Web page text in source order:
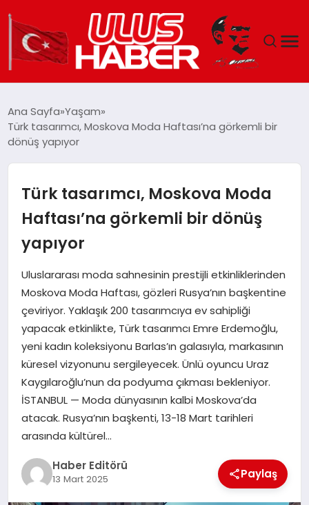
DÜNYA
TEKNOLOJI
EĞITIM
MAGAZIN
SPOR
YAŞAM
Ana Sayfa Yaşam
Türk tasarımcı, Moskova Moda Haftası’na görkemli bir
dönüş yapıyor
Türk tasarımcı, Moskova Moda
Haftası’na görkemli bir dönüş
yapıyor
Uluslararası moda sahnesinin prestijli etkinliklerinden
Moskova Moda Haftası, gözleri Rusya’nın başkentine
çeviriyor. Yaklaşık 200 tasarımcıya ev sahipliği
yapacak etkinlikte, Türk tasarımcı Emre Erdemoğlu,
yeni kadın koleksiyonu Barlas’ın galasıyla, markasının
küresel vizyonunu sergileyecek. Ünlü oyuncu Uraz
Kaygılaroğlu’nun da podyuma çıkması bekleniyor.
İSTANBUL — Moda dünyasının kalbi Moskova’da
atacak. Rusya’nın başkenti, 13-18 Mart tarihleri
arasında kültürel…
Haber Editörü
13 Mart 2025 Paylaş